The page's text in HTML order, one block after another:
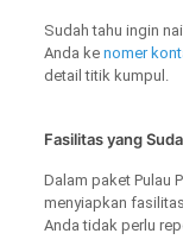
Sudah tahu ingin
Anda ke nomer
detail titik kumpul.
Fasilitas yang
Dalam paket Pulau
menyiapkan
Anda tidak perlu